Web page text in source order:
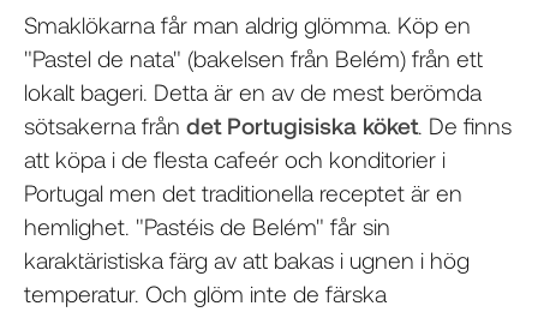
Smaklökarna får man aldrig glömma. Köp en
"Pastel de nata" (bakelsen från Belém) från ett
lokalt bageri. Detta är en av de mest berömda
sötsakerna från det Portugisiska köket. De finns
att köpa i de flesta cafeér och konditorier i
Portugal men det traditionella receptet är en
hemlighet. "Pastéis de Belém" får sin
karaktäristiska färg av att bakas i ugnen i hög
temperatur. Och glöm inte de färska